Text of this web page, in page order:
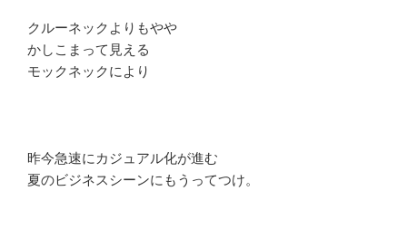
クルーネックよりもやや
かしこまって見える
モックネックにより
昨今急速にカジュアル化が進む
夏のビジネスシーンにもうってつけ。